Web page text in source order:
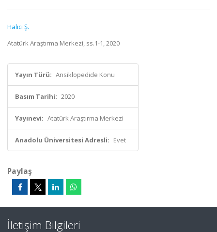
Halıcı Ş.
Atatürk Araştırma Merkezi, ss.1-1, 2020
Yayın Türü: Ansiklopedide Konu
Basım Tarihi: 2020
Yayınevi: Atatürk Araştırma Merkezi
Anadolu Üniversitesi Adresli: Evet
Paylaş
İletişim Bilgileri